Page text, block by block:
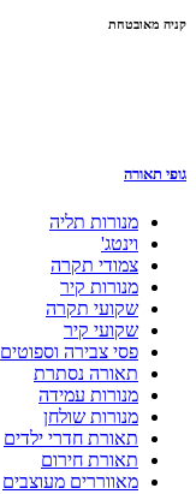
קניה מאובטחת
גופי תאורה
מנורות תליה
וינטג'
צמודי תקרה
מנורות קיר
שקועי תקרה
שקועי קיר
פסי צבירה וספוטים
תאורה נסתרת
מנורות עמידה
מנורות שולחן
תאורת חדרי ילדים
תאורת חירום
מאווררים מעוצבים